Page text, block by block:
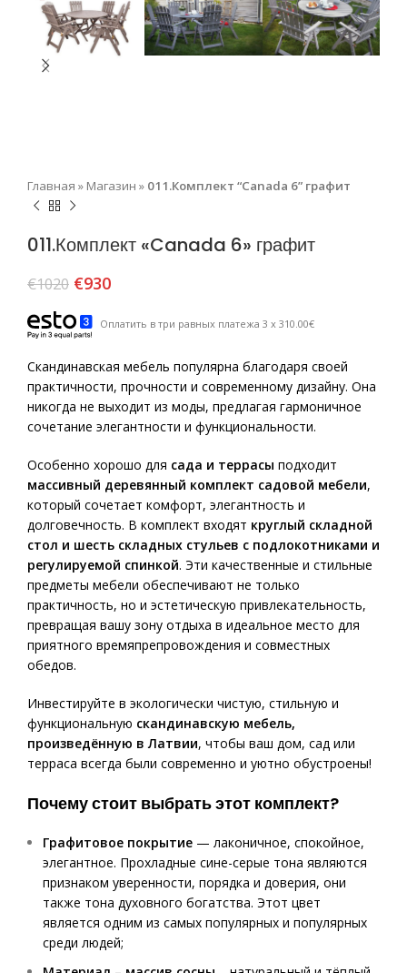
Главная » Магазин » 011.Комплект “Canada 6” графит
011.Комплект «Canada 6» графит
€1020 €930
Оплатить в три равных платежа 3 x 310.00€
Скандинавская мебель популярна благодаря своей
практичности, прочности и современному дизайну. Она
никогда не выходит из моды, предлагая гармоничное
сочетание элегантности и функциональности.
Особенно хорошо для сада и террасы подходит
массивный деревянный комплект садовой мебели,
который сочетает комфорт, элегантность и
долговечность. В комплект входят круглый складной
стол и шесть складных стульев с подлокотниками и
регулируемой спинкой. Эти качественные и стильные
предметы мебели обеспечивают не только
практичность, но и эстетическую привлекательность,
превращая вашу зону отдыха в идеальное место для
приятного времяпрепровождения и совместных
обедов.
Инвестируйте в экологически чистую, стильную и
функциональную скандинавскую мебель,
произведённую в Латвии, чтобы ваш дом, сад или
терраса всегда были современно и уютно обустроены!
Почему стоит выбрать этот комплект?
Графитовое покрытие — лаконичное, спокойное,
элегантное. Прохладные сине-серые тона являются
признаком уверенности, порядка и доверия, они
также тона духовного богатства. Этот цвет
является одним из самых популярных и популярных
среди людей;